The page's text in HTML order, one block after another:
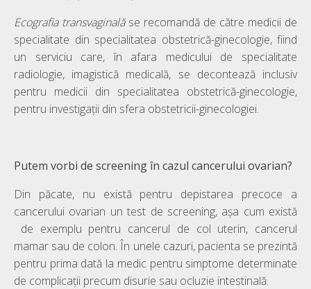
Ecografia transvaginală se recomandă de către medicii de
specialitate din specialitatea obstetrică-ginecologie, fiind
un serviciu care, în afara medicului de specialitate
radiologie, imagistică medicală, se decontează inclusiv
pentru medicii din specialitatea obstetrică-ginecologie,
pentru investigaţii din sfera obstetricii-ginecologiei.
Putem vorbi de screening în cazul cancerului ovarian?
Din păcate, nu există pentru depistarea precoce a
cancerului ovarian un test de screening, așa cum există
de exemplu pentru cancerul de col uterin, cancerul
mamar sau de colon. În unele cazuri, pacienta se prezintă
pentru prima dată la medic pentru simptome determinate
de complicații precum disurie sau ocluzie intestinală.